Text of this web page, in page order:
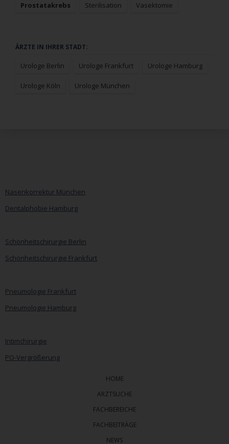
Prostatakrebs Sterilisation Vasektomie
Navigation
ÄRZTE IN IHRER STADT:
Urologe Berlin Urologe Frankfurt Urologe Hamburg
Urologe Köln Urologe München
Nasenkorrektur München
Dentalphobie Hamburg
Schönheitschirurgie Berlin
Schönheitschirurgie Frankfurt
Pneumologie Frankfurt
Pneumologie Hamburg
Intimchirurgie
PO-Vergrößerung
HOME
ARZTSUCHE
FACHBEREICHE
FACHBEITRÄGE
NEWS